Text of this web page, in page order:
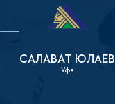
САЛАВАТ ЮЛАЕВ
Уфа